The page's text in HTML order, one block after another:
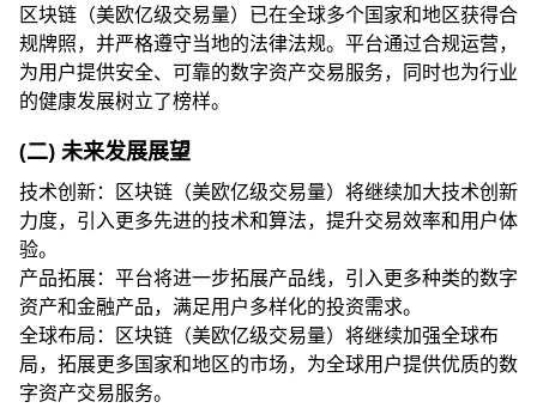
区块链（美欧亿级交易量）已在全球多个国家和地区获得合
规牌照，并严格遵守当地的法律法规。平台通过合规运营，
为用户提供安全、可靠的数字资产交易服务，同时也为行业
的健康发展树立了榜样。
(二) 未来发展展望
技术创新：区块链（美欧亿级交易量）将继续加大技术创新
力度，引入更多先进的技术和算法，提升交易效率和用户体
验。
产品拓展：平台将进一步拓展产品线，引入更多种类的数字
资产和金融产品，满足用户多样化的投资需求。
全球布局：区块链（美欧亿级交易量）将继续加强全球布
局，拓展更多国家和地区的市场，为全球用户提供优质的数
字资产交易服务。